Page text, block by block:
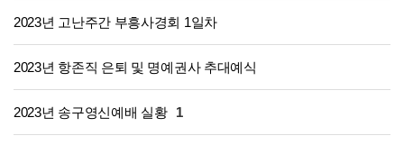
2023년 고난주간 부흥사경회 1일차
2023년 항존직 은퇴 및 명예권사 추대예식
2023년 송구영신예배 실황 1